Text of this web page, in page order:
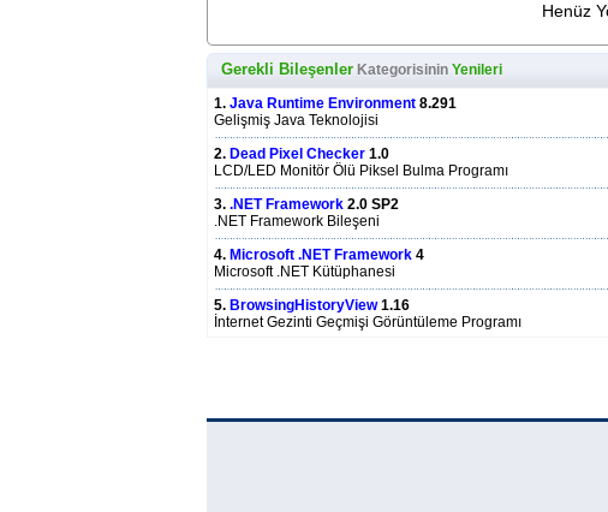
Henüz
Gerekli Bileşenler Kategorisinin Yenileri
1. Java Runtime Environment 8.291
Gelişmiş Java Teknolojisi
2. Dead Pixel Checker 1.0
LCD/LED Monitör Ölü Piksel Bulma Programı
3. .NET Framework 2.0 SP2
.NET Framework Bileşeni
4. Microsoft .NET Framework 4
Microsoft .NET Kütüphanesi
5. BrowsingHistoryView 1.16
İnternet Gezinti Geçmişi Görüntüleme Programı